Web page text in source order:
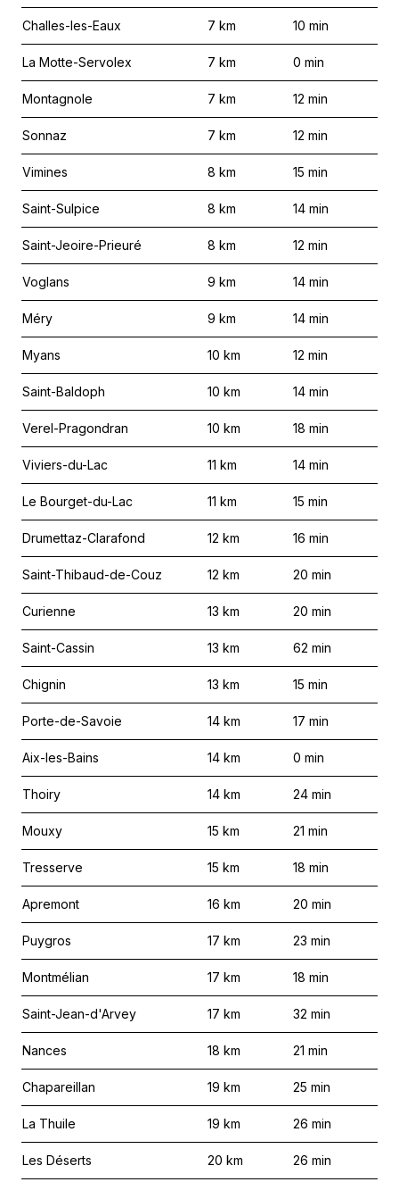
Challes-les-Eaux 7 km 10 min
La Motte-Servolex 7 km 0 min
Montagnole 7 km 12 min
Sonnaz 7 km 12 min
Vimines 8 km 15 min
Saint-Sulpice 8 km 14 min
Saint-Jeoire-Prieuré 8 km 12 min
Voglans 9 km 14 min
Méry 9 km 14 min
Myans 10 km 12 min
Saint-Baldoph 10 km 14 min
Verel-Pragondran 10 km 18 min
Viviers-du-Lac 11 km 14 min
Le Bourget-du-Lac 11 km 15 min
Drumettaz-Clarafond 12 km 16 min
Saint-Thibaud-de-Couz 12 km 20 min
Curienne 13 km 20 min
Saint-Cassin 13 km 62 min
Chignin 13 km 15 min
Porte-de-Savoie 14 km 17 min
Aix-les-Bains 14 km 0 min
Thoiry 14 km 24 min
Mouxy 15 km 21 min
Tresserve 15 km 18 min
Apremont 16 km 20 min
Puygros 17 km 23 min
Montmélian 17 km 18 min
Saint-Jean-d'Arvey 17 km 32 min
Nances 18 km 21 min
Chapareillan 19 km 25 min
La Thuile 19 km 26 min
Les Déserts 20 km 26 min